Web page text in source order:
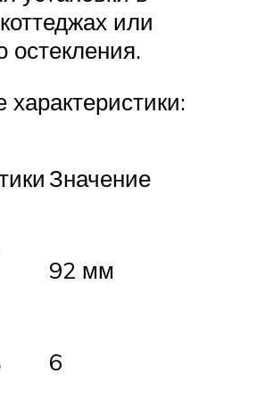
или
остекления.
характеристики:
Значение
92 мм
6